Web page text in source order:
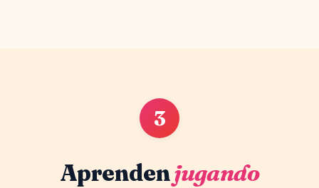
3
Aprendenjugando